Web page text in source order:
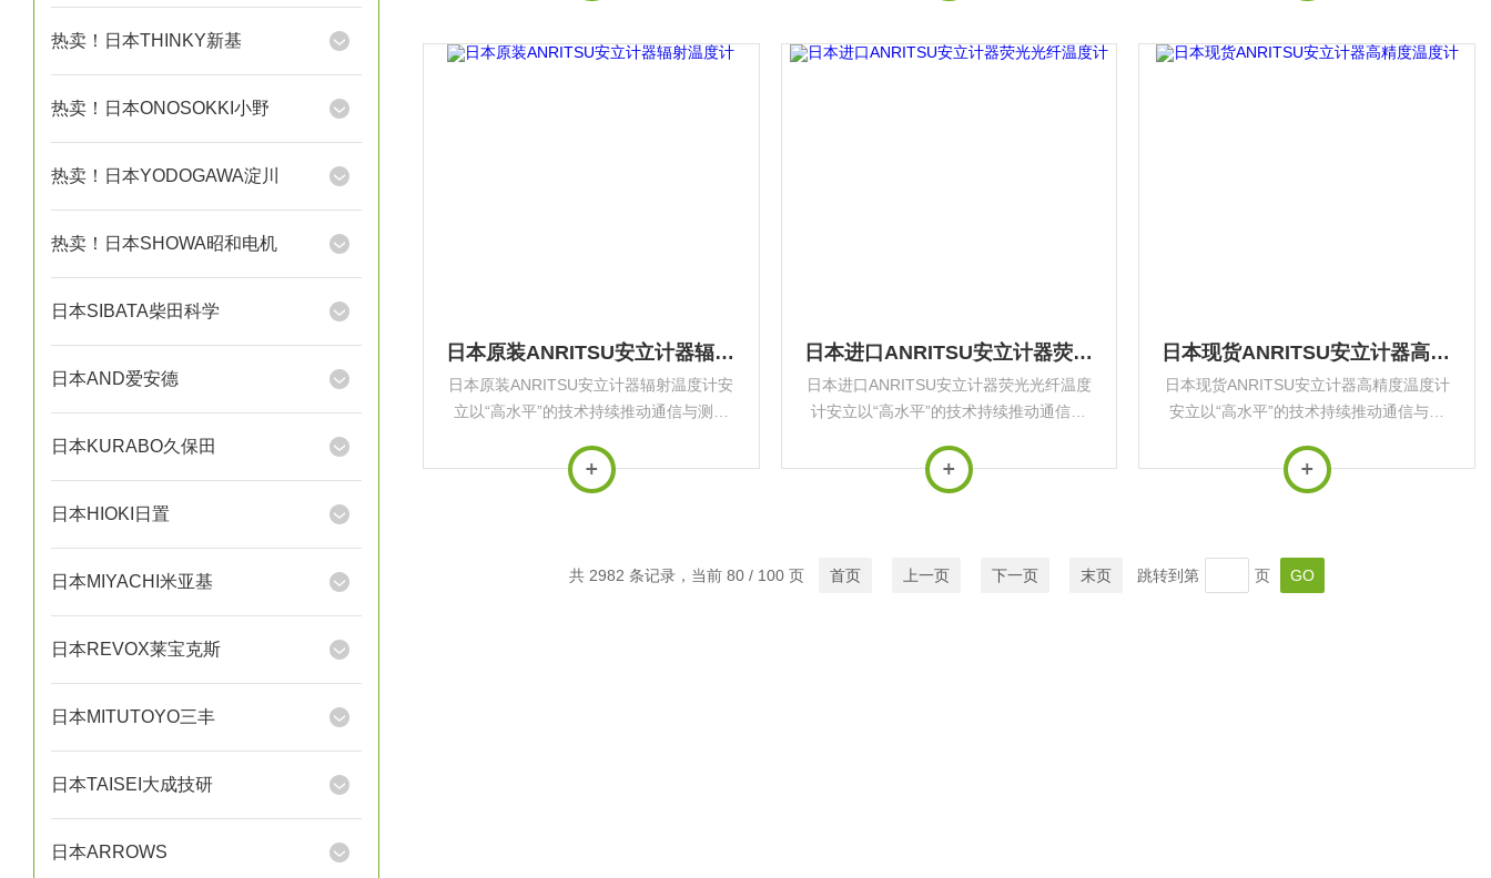
热卖！日本THINKY新基
热卖！日本ONOSOKKI小野
热卖！日本YODOGAWA淀川
热卖！日本SHOWA昭和电机
日本SIBATA柴田科学
日本AND爱安德
日本KURABO久保田
日本HIOKI日置
日本MIYACHI米亚基
日本REVOX莱宝克斯
日本MITUTOYO三丰
日本TAISEI大成技研
日本ARROWS
日本原装ANRITSU安立计器辐射温度计
日本原装ANRITSU安立计器辐射温度计安
立以“高水平”的技术持续推动通信与测量
前沿科技领域‌。
日本进口ANRITSU安立计器荧光光纤温度计
日本进口ANRITSU安立计器荧光光纤温度
计安立以“高水平”的技术持续推动通信与
施与前沿科技领域‌。
日本现货ANRITSU安立计器高精度温度计
日本现货ANRITSU安立计器高精度温度计
安立以“高水平”的技术持续推动通信与测
与前沿科技领域‌。
共 2982 条记录，当前 80 / 100 页 首页 上一页 下一页 末页 跳转到第 页